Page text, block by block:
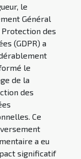
le
Général
des
(GDPR) a
le
de la
des
Ce
a eu
significatif